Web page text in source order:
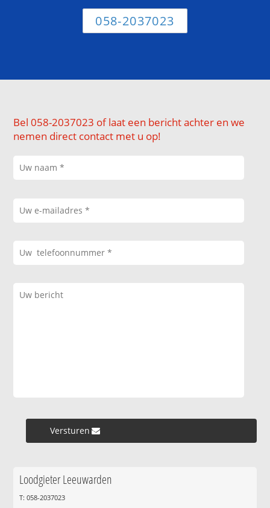
058-2037023
Bel 058-2037023 of laat een bericht achter en we
nemen direct contact met u op!
Versturen »
Loodgieter Leeuwarden
T: 058-2037023